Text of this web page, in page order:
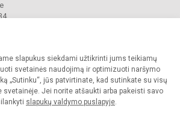
slapukus siekdami užtikrinti jums teikiamų
svetainės naudojimą ir optimizuoti naršymo
„Sutinku“, jūs patvirtinate, kad sutinkate su visų
svetainėje. Jei norite atšaukti arba pakeisti savo
slapukų valdymo puslapyje.
progimnazija. Visos teisės saugomos.
gimnazijos sutikimo griežtai draudžiama.
paraiška Slapukų valdymas